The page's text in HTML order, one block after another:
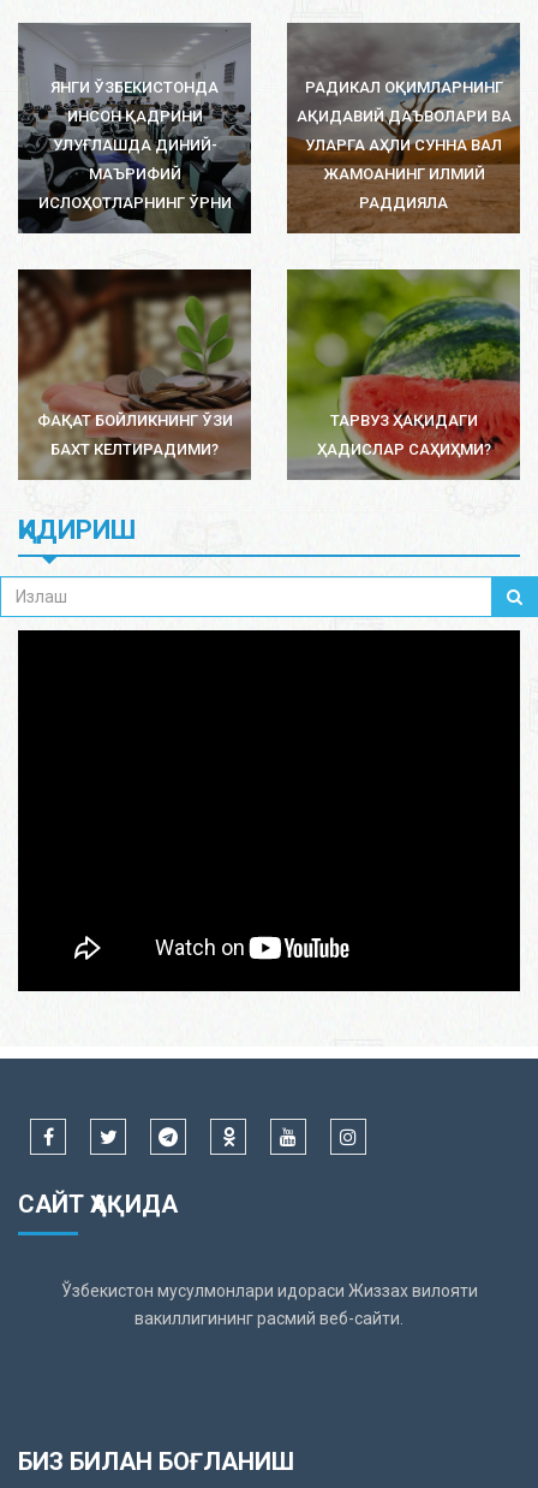
ЯНГИ ЎЗБЕКИСТОНДА
ИНСОН ҚАДРИНИ
УЛУҒЛАШДА ДИНИЙ-
МАЪРИФИЙ
ИСЛОҲОТЛАРНИНГ ЎРНИ
РАДИКАЛ ОҚИМЛАРНИНГ
АҚИДАВИЙ ДАЪВОЛАРИ ВА
УЛАРГА АҲЛИ СУННА ВАЛ
ЖАМОАНИНГ ИЛМИЙ
РАДДИЯЛА
ФАҚАТ БОЙЛИКНИНГ ЎЗИ
БАХТ КЕЛТИРАДИМИ?
ТАРВУЗ ҲАҚИДАГИ
ҲАДИСЛАР САҲИҲМИ?
ҚИДИРИШ
САЙТ ҲАҚИДА
Ўзбекистон мусулмонлари идораси Жиззах вилояти
вакиллигининг расмий веб-сайти.
БИЗ БИЛАН БОҒЛАНИШ